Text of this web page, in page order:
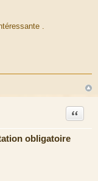
.
obligatoire
Citation